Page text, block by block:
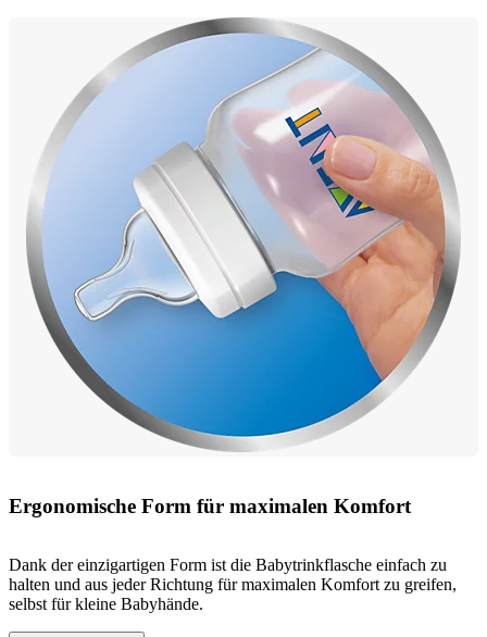
Ergonomische Form für maximalen Komfort
Dank der einzigartigen Form ist die Babytrinkflasche einfach zu
halten und aus jeder Richtung für maximalen Komfort zu greifen,
selbst für kleine Babyhände.